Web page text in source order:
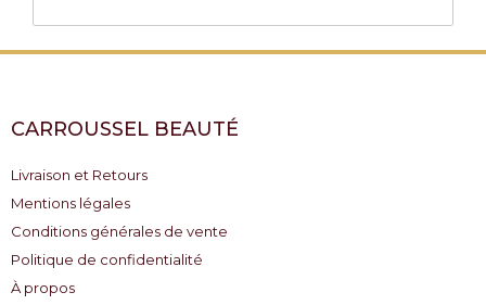
CARROUSSEL BEAUTÉ
Livraison et Retours
Mentions légales
Conditions générales de vente
Politique de confidentialité
À propos